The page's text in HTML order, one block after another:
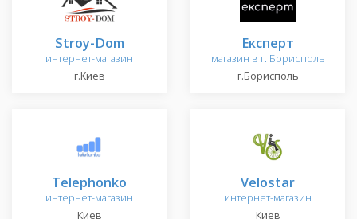
Stroy-Dom
интернет-магазин
г.Киев
Експерт
магазин в г. Борисполь
г.Борисполь
Telephonko
интернет-магазин
Киев
Velostar
интернет-магазин
Киев